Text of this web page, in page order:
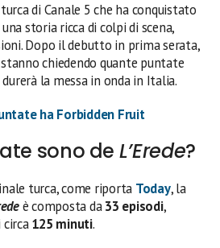
di Canale 5 che ha conquistato
storia ricca di colpi di scena,
Dopo il debutto in prima serata,
chiedendo quante puntate
la messa in onda in Italia.
ha Forbidden Fruit
sono de L’Erede?
turca, come riporta Today, la
è composta da33 episodi,
circa125 minuti.